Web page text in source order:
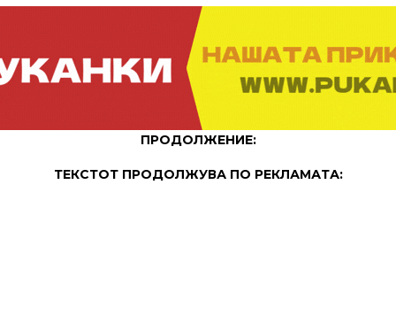
ПРОДОЛЖЕНИЕ:
ТЕКСТОТ ПРОДОЛЖУВА ПО РЕКЛАМАТА: